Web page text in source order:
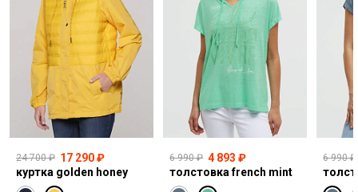
24 700 ₽ 17 290 ₽
куртка golden honey
6 990 ₽ 4 893 ₽
толстовка french mint
6 990 ₽